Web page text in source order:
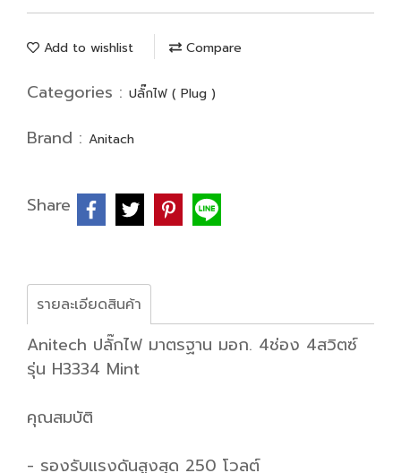
Add to wishlist Compare
Categories : ปลั๊กไฟ ( Plug )
Brand : Anitach
Share
รายละเอียดสินค้า
Anitech ปลั๊กไฟ มาตรฐาน มอก. 4ช่อง 4สวิตซ์
รุ่น H3334 Mint
คุณสมบัติ
- รองรับแรงดันสูงสุด 250 โวลต์